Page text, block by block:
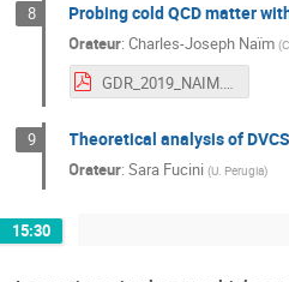
8 Probing cold QCD matter
Orateur:Charles-Joseph Naïm (
9 Theoretical analysis of
Orateur:Sara Fucini (U. Perugia)
15:30